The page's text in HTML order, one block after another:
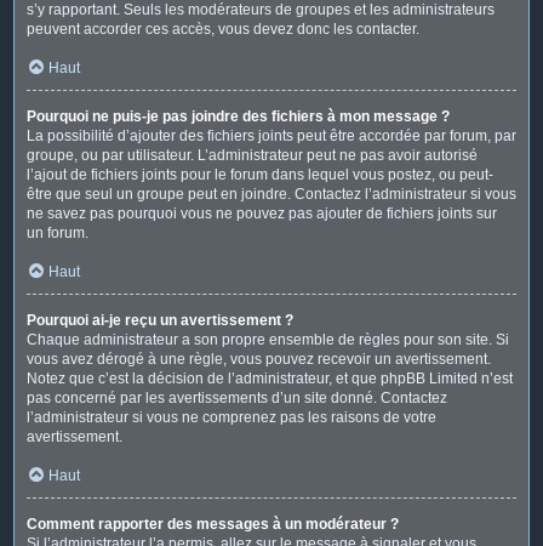
s’y rapportant. Seuls les modérateurs de groupes et les administrateurs
peuvent accorder ces accès, vous devez donc les contacter.
Haut
Pourquoi ne puis-je pas joindre des fichiers à mon message ?
La possibilité d’ajouter des fichiers joints peut être accordée par forum, par
groupe, ou par utilisateur. L’administrateur peut ne pas avoir autorisé
l’ajout de fichiers joints pour le forum dans lequel vous postez, ou peut-
être que seul un groupe peut en joindre. Contactez l’administrateur si vous
ne savez pas pourquoi vous ne pouvez pas ajouter de fichiers joints sur
un forum.
Haut
Pourquoi ai-je reçu un avertissement ?
Chaque administrateur a son propre ensemble de règles pour son site. Si
vous avez dérogé à une règle, vous pouvez recevoir un avertissement.
Notez que c’est la décision de l’administrateur, et que phpBB Limited n’est
pas concerné par les avertissements d’un site donné. Contactez
l’administrateur si vous ne comprenez pas les raisons de votre
avertissement.
Haut
Comment rapporter des messages à un modérateur ?